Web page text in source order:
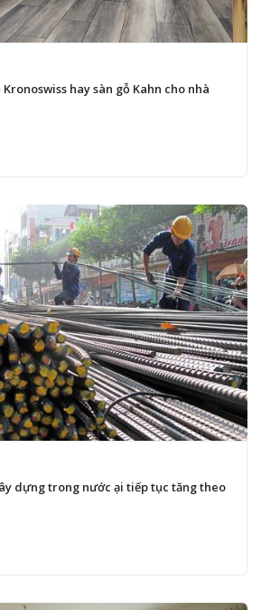
hay sàn gỗ Kahn cho nhà
dựng trong nước ại tiếp tục tăng theo